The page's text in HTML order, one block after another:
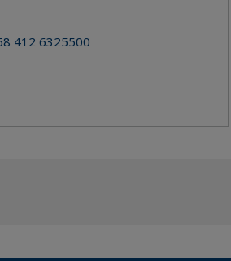
412 6325500